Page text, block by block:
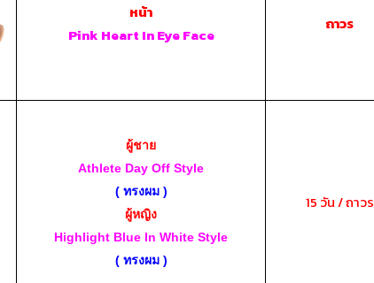
หน้า
Pink Heart In Eye Face
ถาวร
ผู้ชาย
Athlete Day Off Style
( ทรงผม )
ผู้หญิง
Highlight Blue In White Style
( ทรงผม )
15 วัน / ถาวร